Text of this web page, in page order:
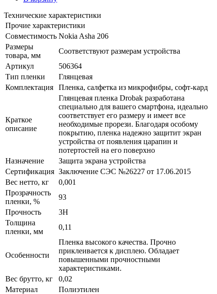
Технические характеристики
Прочие характеристики
Совместимость Nokia Asha 206
Размеры
товара, мм
Соответствуют размерам устройства
Артикул
506364
Тип пленки
Глянцевая
Комплектация
Пленка, салфетка из микрофибры, софт-кард
Краткое
описание
Глянцевая пленка Drobak разработана
специально для вашего смартфона, идеально
соответствует его размеру и имеет все
необходимые прорези. Благодаря особому
покрытию, пленка надежно защитит экран
устройства от появления царапин и
потертостей на его поверхно
Назначение
Защита экрана устройства
Сертификация Заключение СЭС №26227 от 17.06.2015
Вес нетто, кг
0,001
Прозрачность
пленки, %
93
Прочность
3H
Толщина
пленки, мм
0,11
Особенности
Пленка высокого качества. Прочно
приклеивается к дисплею. Обладает
повышенными прочностными
характеристиками.
Вес брутто, кг
0,02
Материал
Полиэтилен